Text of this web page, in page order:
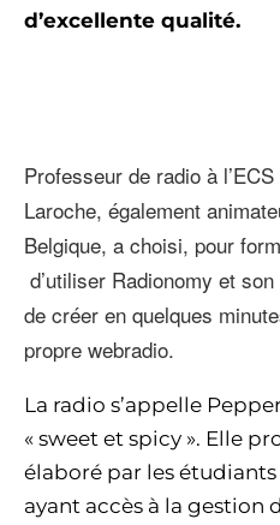
d’excellente qualité.
Professeur de radio à
Laroche, également
Belgique, a choisi, pour
d’utiliser Radionomy et
de créer en quelques
propre webradio.
La radio s’appelle
« sweet et spicy ». Elle
élaboré par les
ayant accès à la gestion